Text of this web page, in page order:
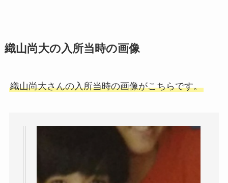
織山尚大の入所当時の画像
織山尚大さんの入所当時の画像がこちらです。